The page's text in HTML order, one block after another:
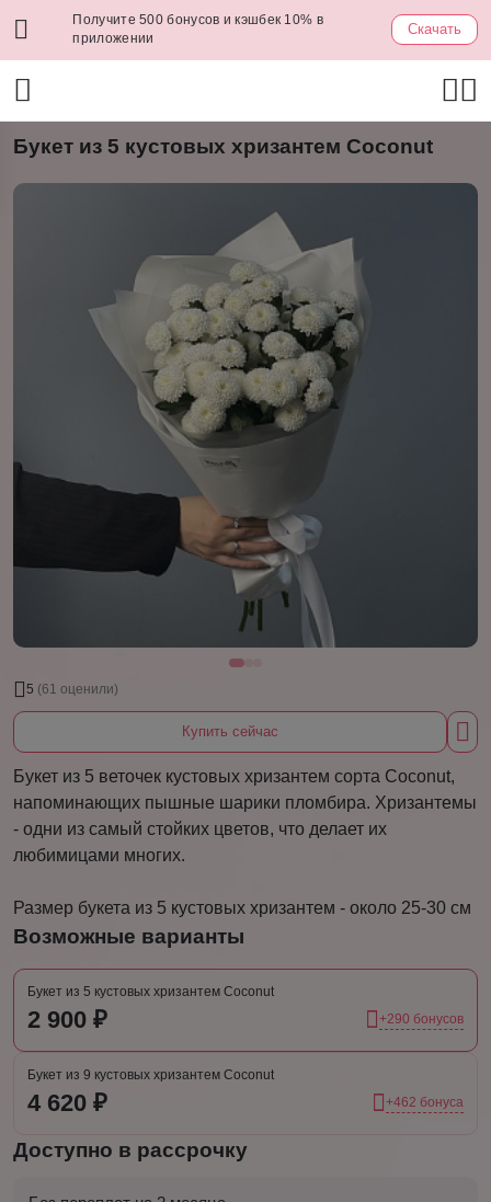
Получите 500 бонусов и кэшбек 10% в
приложении
Скачать
Букет из 5 кустовых хризантем Coconut
5 (61 оценили)
Купить сейчас
Букет из 5 веточек кустовых хризантем сорта Coconut,
напоминающих пышные шарики пломбира. Хризантемы
- одни из самый стойких цветов, что делает их
любимицами многих.
Размер букета из 5 кустовых хризантем - около 25-30 см
Возможные варианты
Букет из 5 кустовых хризантем Coconut
2 900 ₽ +290 бонусов
Букет из 9 кустовых хризантем Coconut
4 620 ₽ +462 бонуса
Доступно в рассрочку